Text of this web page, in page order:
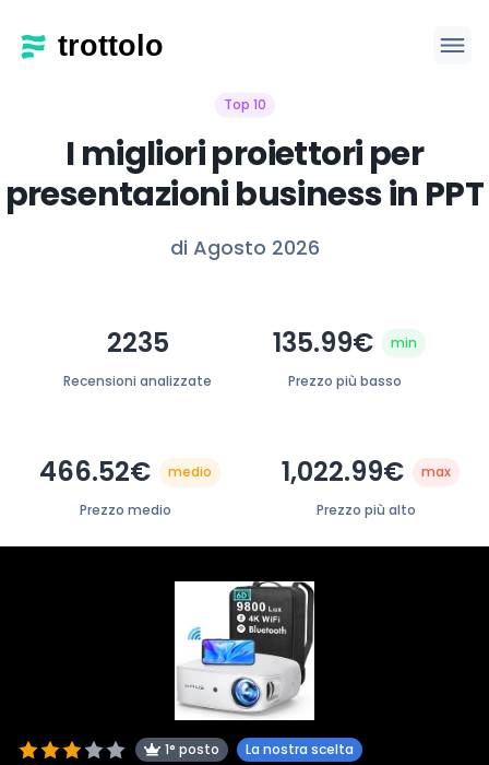
Top 10
I migliori proiettori per
presentazioni business in PPT
di Agosto 2026
2235
Recensioni analizzate
135.99€ min
Prezzo più basso
466.52€ medio
Prezzo medio
1,022.99€ max
Prezzo più alto
1° posto La nostra scelta